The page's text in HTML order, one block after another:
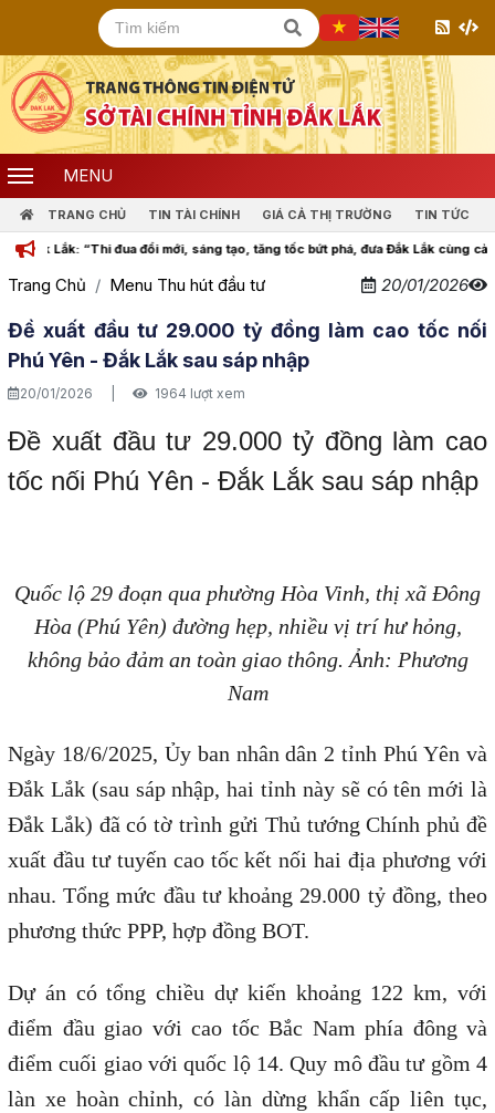
MENU
TRANG CHỦ TIN TÀI CHÍNH GIÁ CẢ THỊ TRƯỜNG TIN TỨC
“Thi đua đổi mới, sáng tạo, tăng tốc bứt phá, đưa Đắk Lắk cùng cả nước
Trang Chủ Menu Thu hút đầu tư 20/01/2026
Đề xuất đầu tư 29.000 tỷ đồng làm cao tốc nối
Phú Yên - Đắk Lắk sau sáp nhập
20/01/2026 1964 lượt xem
Đề xuất đầu tư 29.000 tỷ đồng làm cao
tốc nối Phú Yên - Đắk Lắk sau sáp nhập
Quốc lộ 29 đoạn qua phường Hòa Vinh, thị xã Đông
Hòa (Phú Yên) đường hẹp, nhiều vị trí hư hỏng,
không bảo đảm an toàn giao thông. Ảnh: Phương
Nam
Ngày 18/6/2025, Ủy ban nhân dân 2 tỉnh Phú Yên và
Đắk Lắk (sau sáp nhập, hai tỉnh này sẽ có tên mới là
Đắk Lắk) đã có tờ trình gửi Thủ tướng Chính phủ đề
xuất đầu tư tuyến cao tốc kết nối hai địa phương với
nhau. Tổng mức đầu tư khoảng 29.000 tỷ đồng, theo
phương thức PPP, hợp đồng BOT.
Dự án có tổng chiều dự kiến khoảng 122 km, với
điểm đầu giao với cao tốc Bắc Nam phía đông và
điểm cuối giao với quốc lộ 14. Quy mô đầu tư gồm 4
làn xe hoàn chỉnh, có làn dừng khẩn cấp liên tục,